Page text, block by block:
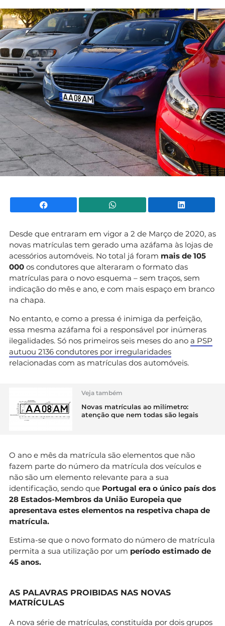
Facebook WhatsApp
Desde que entraram em vigor a 2 de Março de 2020, as
novas matrículas tem gerado uma azáfama às lojas de
acessórios automóveis. No total já foram mais de 105
000 os condutores que alteraram o formato das
matrículas para o novo esquema – sem traços, sem
indicação do mês e ano, e com mais espaço em branco
na chapa.
No entanto, e como a pressa é inimiga da perfeição,
essa mesma azáfama foi a responsável por inúmeras
ilegalidades. Só nos primeiros seis meses do ano a PSP
autuou 2136 condutores por irregularidades
relacionadas com as matrículas dos automóveis.
Veja também
Novas matrículas ao milímetro:
atenção que nem todas são legais
O ano e mês da matrícula são elementos que não
fazem parte do número da matrícula dos veículos e
não são um elemento relevante para a sua
identificação, sendo que Portugal era o único país dos
28 Estados-Membros da União Europeia que
apresentava estes elementos na respetiva chapa de
matrícula.
Estima-se que o novo formato do número de matrícula
permita a sua utilização por um período estimado de
45 anos.
AS PALAVRAS PROIBIDAS NAS NOVAS
MATRÍCULAS
A nova série de matrículas, constituída por dois grupos